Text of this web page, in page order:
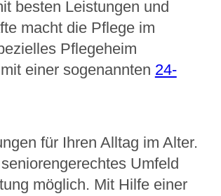
besten Leistungen und
macht die Pflege im
Pflegeheim
einer sogenannten 24-
für Ihren Alltag im Alter.
Umfeld
möglich. Mit Hilfe einer